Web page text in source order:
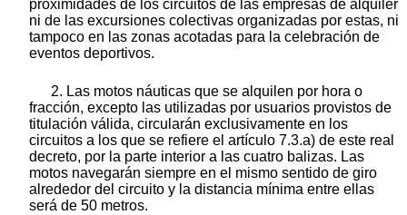
proximidades de los circuitos de las empresas de alquiler
ni de las excursiones colectivas organizadas por estas, ni
tampoco en las zonas acotadas para la celebración de
eventos deportivos.
2. Las motos náuticas que se alquilen por hora o
fracción, excepto las utilizadas por usuarios provistos de
titulación válida, circularán exclusivamente en los
circuitos a los que se refiere el artículo 7.3.a) de este real
decreto, por la parte interior a las cuatro balizas. Las
motos navegarán siempre en el mismo sentido de giro
alrededor del circuito y la distancia mínima entre ellas
será de 50 metros.